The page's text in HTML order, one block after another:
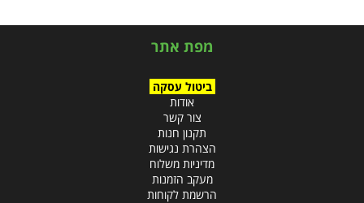
מפת אתר
ביטול עסקה
אודות
צור קשר
תקנון חנות
הצהרת נגישות
מדיניות משלוח
מעקב הזמנות
הרשמת לקוחות